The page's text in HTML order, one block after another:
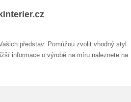
představ. Pomůžou zvolit vhodný styl
informace o výrobě na míru naleznete na